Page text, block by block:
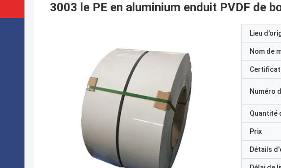
3003 le PE en aluminium enduit PVDF de
Lieu
Nom de
Numéro
Quantité
Prix
Détails